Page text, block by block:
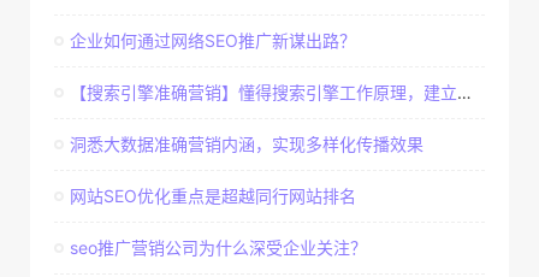
企业如何通过网络SEO推广新谋出路？
【搜索引擎准确营销】懂得搜索引擎工作原理，建立准确客户群体
洞悉大数据准确营销内涵，实现多样化传播效果
网站SEO优化重点是超越同行网站排名
seo推广营销公司为什么深受企业关注？